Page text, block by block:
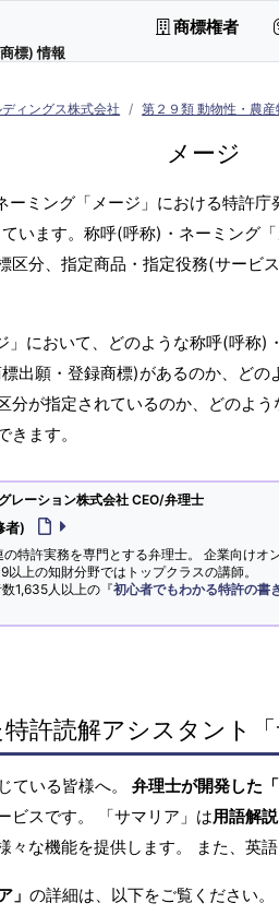
標) 情報
商標権者
ィングス株式会社 第２９類 動物性・農産
メージ
ーミング「メージ」における特許庁
います。称呼(呼称)・ネーミング
区分、指定商品・指定役務(サービ
」において、どのような称呼(呼称
出願・登録商標)があるのか、ど
分が指定されているのか、どのよ
ます。
レーション株式会社 CEO/弁理士
者)
の特許実務を専門とする弁理士。 企業向け
以上の知財分野ではトップクラスの講師。
1,635人以上の『初心者でもわかる特許の書
許読解アシスタント「
ている皆様へ。 弁理士が開発した「
ビスです。 「サマリア」は用語解
々な機能を提供します。 また、英
」 の詳細は、以下をご覧ください。